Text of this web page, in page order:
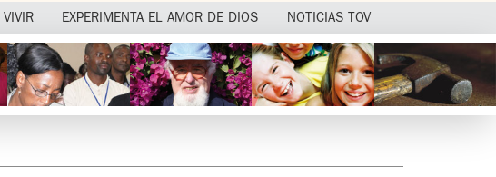
VIVIR EXPERIMENTA EL AMOR DE DIOS NOTICIAS TOV